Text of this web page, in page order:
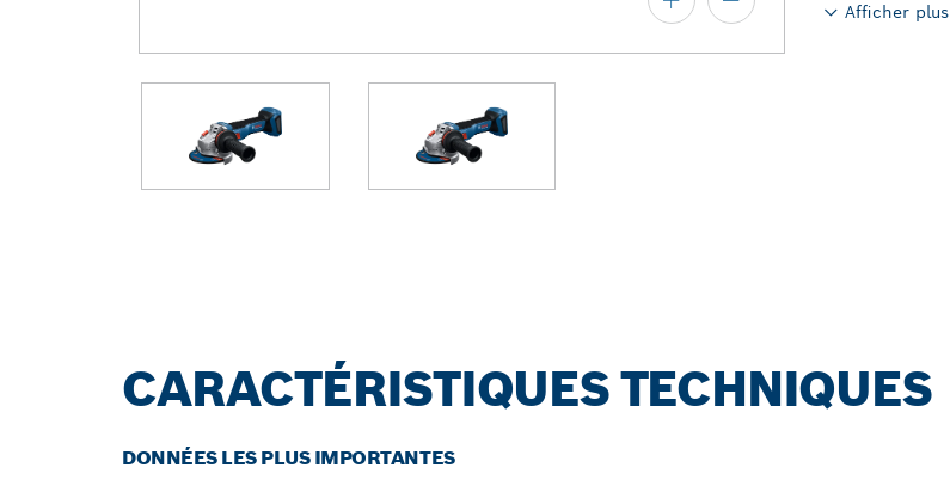
Afficher plus
CARACTÉRISTIQUES TECHNIQUES
DONNÉES LES PLUS IMPORTANTES